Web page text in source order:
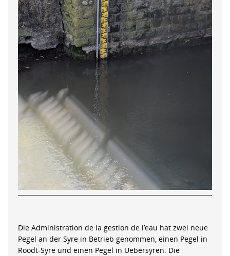
Die Administration de la gestion de l’eau hat zwei neue
Pegel an der Syre in Betrieb genommen, einen Pegel in
Roodt-Syre und einen Pegel in Uebersyren. Die